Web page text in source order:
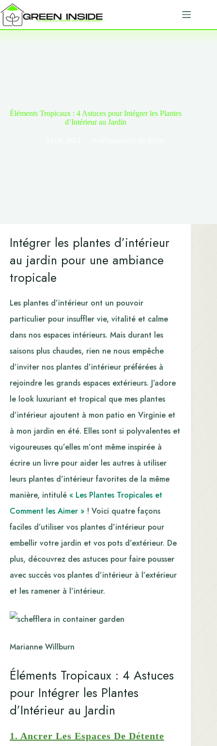
Passer
au
contenu
Éléments Tropicaux : 4 Astuces pour Intégrer les Plantes
d’Intérieur au Jardin
Intégrer les plantes d’intérieur
au jardin pour une ambiance
tropicale
Les plantes d’intérieur ont un pouvoir
particulier pour insuffler vie, vitalité et calme
dans nos espaces intérieurs. Mais durant les
saisons plus chaudes, rien ne nous empêche
d’inviter nos plantes d’intérieur préférées à
rejoindre les grands espaces extérieurs. J’adore
le look luxuriant et tropical que mes plantes
d’intérieur ajoutent à mon patio en Virginie et
à mon jardin en été. Elles sont si polyvalentes et
vigoureuses qu’elles m’ont même inspirée à
écrire un livre pour aider les autres à utiliser
leurs plantes d’intérieur favorites de la même
manière, intitulé « Les Plantes Tropicales et
Comment les Aimer » ! Voici quatre façons
faciles d’utiliser vos plantes d’intérieur pour
embellir votre jardin et vos pots d’extérieur. De
plus, découvrez des astuces pour faire pousser
avec succès vos plantes d’intérieur à l’extérieur
et les ramener à l’intérieur.
Marianne Willburn
Éléments Tropicaux : 4 Astuces
pour Intégrer les Plantes
d’Intérieur au Jardin
1. Ancrer Les Espaces De Détente